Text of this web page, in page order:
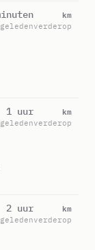
geleden
km
verderop
1 uur
geleden
km
verderop
2 uur
geleden
km
verderop